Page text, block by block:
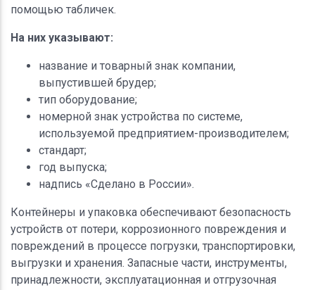
помощью табличек.
На них указывают:
название и товарный знак компании,
выпустившей брудер;
тип оборудование;
номерной знак устройства по системе,
используемой предприятием-производителем;
стандарт;
год выпуска;
надпись «Сделано в России».
Контейнеры и упаковка обеспечивают безопасность
устройств от потери, коррозионного повреждения и
повреждений в процессе погрузки, транспортировки,
выгрузки и хранения. Запасные части, инструменты,
принадлежности, эксплуатационная и отгрузочная